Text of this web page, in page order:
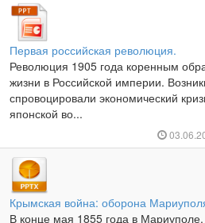
Первая российская революция.
Революция 1905 года коренным
жизни в Российской империи.
спровоцировали экономический
японской во...
Крымская война: оборона
В конце мая 1855 года в